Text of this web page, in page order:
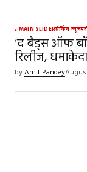
MAIN SLIDERब्रेकिंग न्यूज़
‘द बैड्स ऑफ
रिलीज,
byAmit Pandey